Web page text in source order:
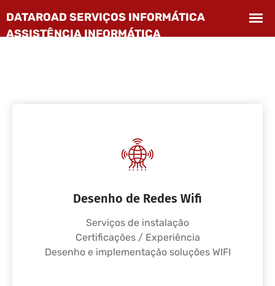
Desenho de Redes Wifi
Serviços de instalação
Certificações / Experiência
Desenho e implementação soluções WIFI